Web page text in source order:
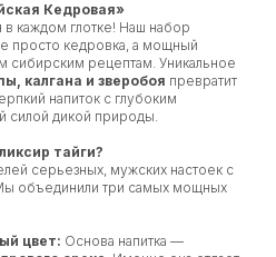
Кедровая»
в каждом глотке! Наш набор
просто кедровка, а мощный
сибирским рецептам. Уникальное
калгана и зверобоя превратит
напиток с глубоким
силой дикой природы.
тайги?
серьезных, мужских настоек с
объединили три самых мощных
цвет: Основа напитка —